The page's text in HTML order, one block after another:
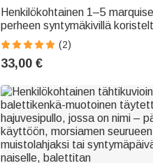
Henkilökohtainen 1–5
perheen syntymäkivillä
sterlinghopeinen pinottava
koru, syntymäpäivälahja äidille
(2)
33,00 €